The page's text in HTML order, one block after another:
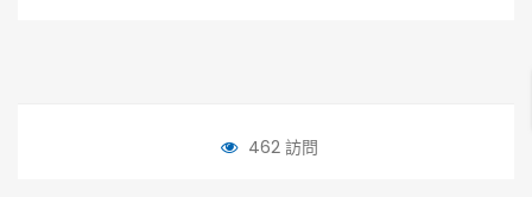
462 訪問